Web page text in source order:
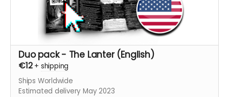
Duo pack - The Lanter (English)
€12 + shipping
Ships Worldwide
Estimated delivery May 2023